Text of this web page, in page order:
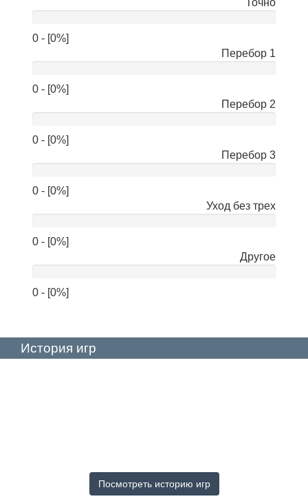
0 - [0%]
Перебор 1
0 - [0%]
Перебор 2
0 - [0%]
Перебор 3
0 - [0%]
Уход без трех
0 - [0%]
Другое
0 - [0%]
История игр
Посмотреть историю игр